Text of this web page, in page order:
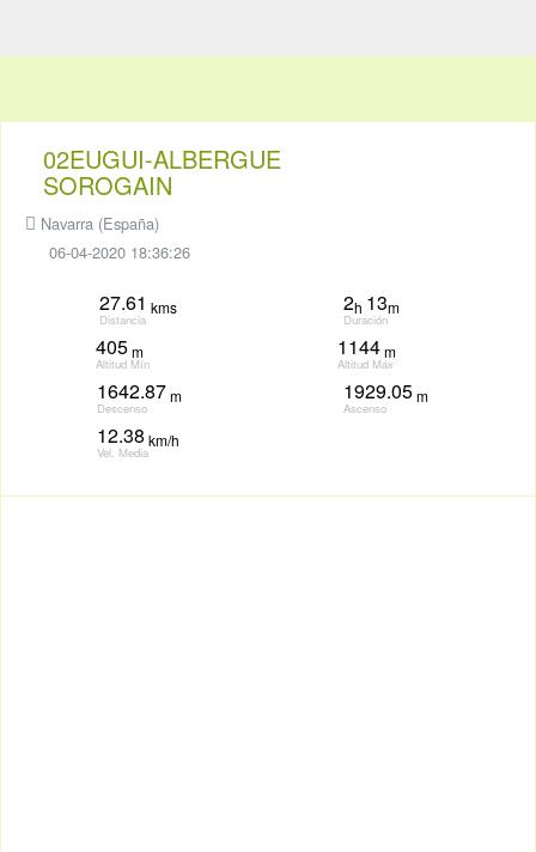
02EUGUI-ALBERGUE
SOROGAIN
Navarra (España)
06-04-2020 18:36:26
27.61 kms
Distancia
2h 13m
Duración
405m
Altitud Mín
1144m
Altitud Máx
1642.87m
Descenso
1929.05m
Ascenso
12.38 km/h
Vel. Media